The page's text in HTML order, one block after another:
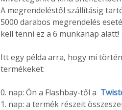
A megrendeléstől szállításig
5000 darabos megrendelés
kell tenni ez a 6 munkanap alatt!
Itt egy példa arra, hogy mi
termékeket:
0. nap: Ön a Flashbay-től a
1. nap: a termék részeit